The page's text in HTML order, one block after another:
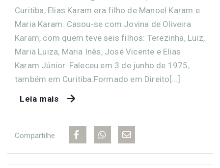
Curitiba, Elias Karam era filho de Manoel Karam e
Maria Karam. Casou-se com Jovina de Oliveira
Karam, com quem teve seis filhos: Terezinha, Luiz,
Maria Luiza, Maria Inês, José Vicente e Elias
Karam Júnior. Faleceu em 3 de junho de 1975,
também em Curitiba.Formado em Direito[...]
Leia mais
Compartilhe